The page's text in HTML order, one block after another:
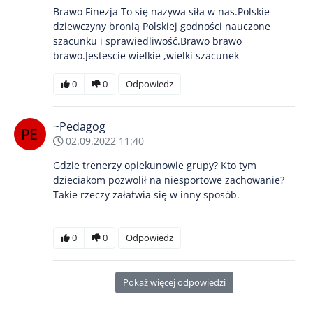
Brawo Finezja To się nazywa siła w nas.Polskie
dziewczyny bronią Polskiej godności nauczone
szacunku i sprawiedliwość.Brawo brawo
brawo.Jestescie wielkie ,wielki szacunek
0 0 Odpowiedz
~Pedagog
02.09.2022 11:40
Gdzie trenerzy opiekunowie grupy? Kto tym
dzieciakom pozwolił na niesportowe zachowanie?
Takie rzeczy załatwia się w inny sposób.
0 0 Odpowiedz
Pokaż więcej odpowiedzi